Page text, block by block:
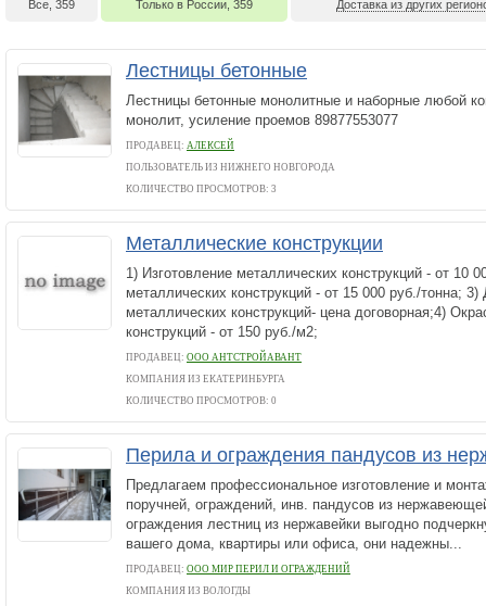
Все, 359 Только в России, 359 Доставка из других
Лестницы бетонные
Лестницы бетонные монолитные и наборные любой
монолит, усиление проемов 89877553077
ПРОДАВЕЦ: АЛЕКСЕЙ
ПОЛЬЗОВАТЕЛЬ ИЗ НИЖНЕГО НОВГОРОДА
КОЛИЧЕСТВО ПРОСМОТРОВ: 3
Металлические конструкции
1) Изготовление металлических конструкций - от 10
металлических конструкций - от 15 000 руб./тонна;
металлических конструкций- цена договорная;4)
конструкций - от 150 руб./м2;
ПРОДАВЕЦ: ООО АНТСТРОЙАВАНТ
КОМПАНИЯ ИЗ ЕКАТЕРИНБУРГА
КОЛИЧЕСТВО ПРОСМОТРОВ: 0
Перила и ограждения пандусов из
Предлагаем профессиональное изготовление и
поручней, ограждений, инв. пандусов из
ограждения лестниц из нержавейки выгодно
вашего дома, квартиры или офиса, они надежны...
ПРОДАВЕЦ: ООО МИР ПЕРИЛ И ОГРАЖДЕНИЙ
КОМПАНИЯ ИЗ ВОЛОГДЫ